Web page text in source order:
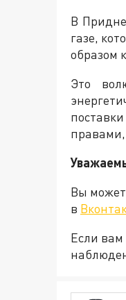
В
газе,
образом
Это
Вы
в
Если